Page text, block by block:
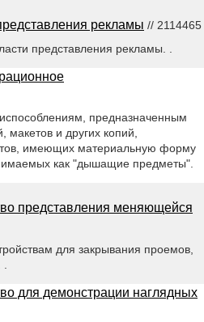
рекламы // 2114465
представления рекламы. .
предназначенным
и других копий,
имеющих материальную форму
как "дышащие предметы".
представления меняющейся
для закрывания проемов,
.
для демонстрации наглядных